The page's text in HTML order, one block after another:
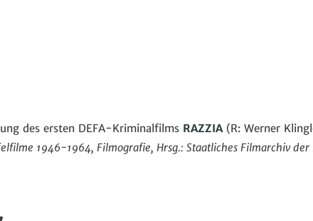
des ersten DEFA-Kriminalfilms RAZZIA(R: Werner
1946-1964, Filmografie, Hrsg.: Staatliches Filmarchiv der